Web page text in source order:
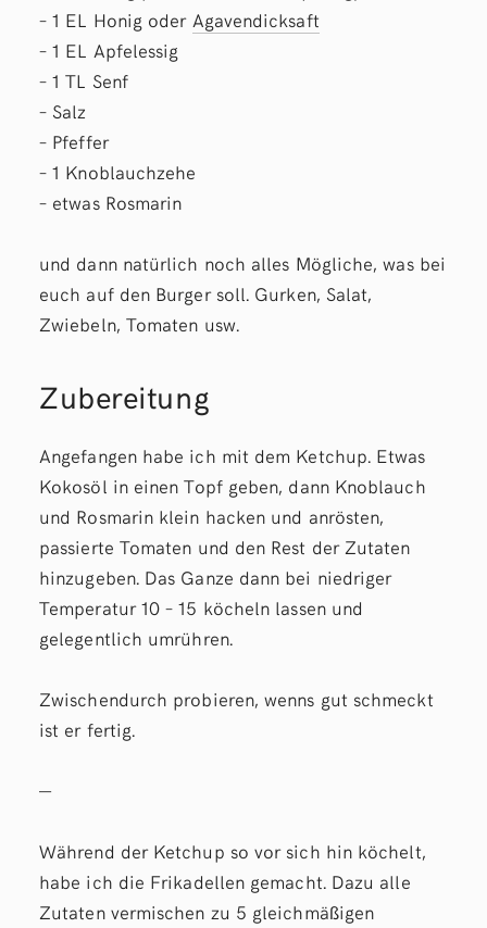
– 1 EL Honig oder Agavendicksaft
– 1 EL Apfelessig
– 1 TL Senf
– Salz
– Pfeffer
– 1 Knoblauchzehe
– etwas Rosmarin
und dann natürlich noch alles Mögliche, was bei
euch auf den Burger soll. Gurken, Salat,
Zwiebeln, Tomaten usw.
Zubereitung
Angefangen habe ich mit dem Ketchup. Etwas
Kokosöl in einen Topf geben, dann Knoblauch
und Rosmarin klein hacken und anrösten,
passierte Tomaten und den Rest der Zutaten
hinzugeben. Das Ganze dann bei niedriger
Temperatur 10 – 15 köcheln lassen und
gelegentlich umrühren.
Zwischendurch probieren, wenns gut schmeckt
ist er fertig.
—
Während der Ketchup so vor sich hin köchelt,
habe ich die Frikadellen gemacht. Dazu alle
Zutaten vermischen zu 5 gleichmäßigen